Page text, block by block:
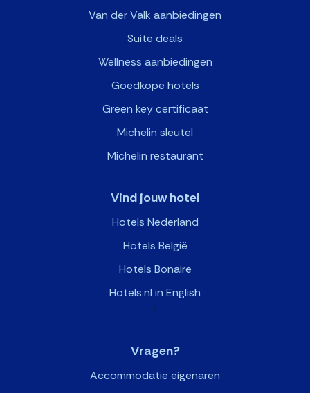
Van der Valk aanbiedingen
Suite deals
Wellness aanbiedingen
Goedkope hotels
Green key certificaat
Michelin sleutel
Michelin restaurant
Vind jouw hotel
Hotels Nederland
Hotels België
Hotels Bonaire
Hotels.nl in English
>
Vragen?
Accommodatie eigenaren